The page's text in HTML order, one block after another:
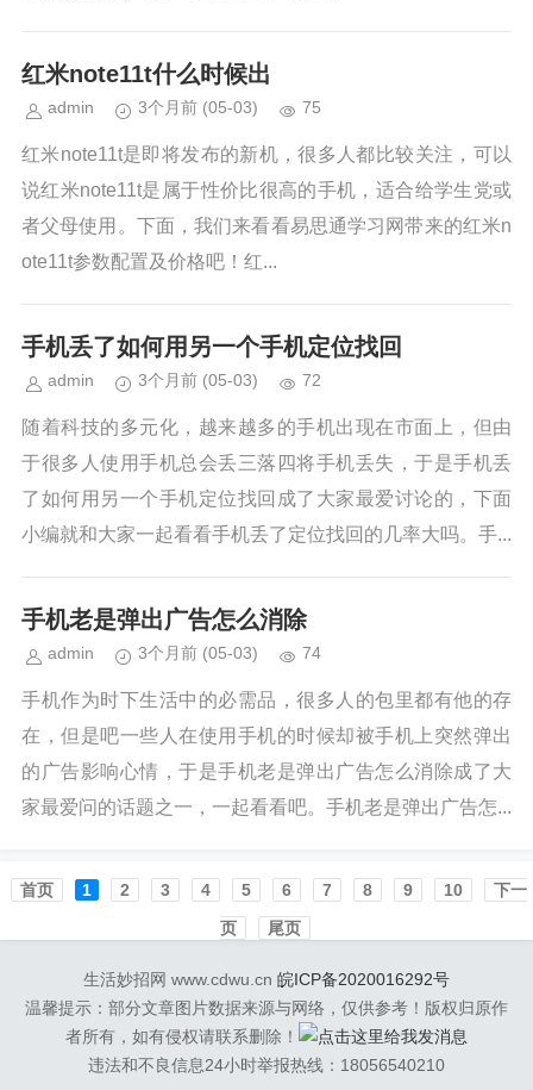
红米note11t什么时候出
admin 3个月前 (05-03) 75
红米note11t是即将发布的新机，很多人都比较关注，可以
说红米note11t是属于性价比很高的手机，适合给学生党或
者父母使用。下面，我们来看看易思通学习网带来的红米n
ote11t参数配置及价格吧！红...
手机丢了如何用另一个手机定位找回
admin 3个月前 (05-03) 72
随着科技的多元化，越来越多的手机出现在市面上，但由
于很多人使用手机总会丢三落四将手机丢失，于是手机丢
了如何用另一个手机定位找回成了大家最爱讨论的，下面
小编就和大家一起看看手机丢了定位找回的几率大吗。手...
手机老是弹出广告怎么消除
admin 3个月前 (05-03) 74
手机作为时下生活中的必需品，很多人的包里都有他的存
在，但是吧一些人在使用手机的时候却被手机上突然弹出
的广告影响心情，于是手机老是弹出广告怎么消除成了大
家最爱问的话题之一，一起看看吧。手机老是弹出广告怎...
首页️ 1 2 3 4 5 6 7 8 9 10
下一
页
尾页
生活妙招网 www.cdwu.cn 皖ICP备2020016292号
温馨提示：部分文章图片数据来源与网络，仅供参考！版权归原作
者所有，如有侵权请联系删除！
违法和不良信息24小时举报热线：18056540210